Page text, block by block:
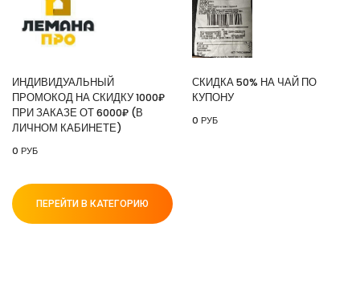
ИНДИВИДУАЛЬНЫЙ
ПРОМОКОД НА СКИДКУ 1000₽
ПРИ ЗАКАЗЕ ОТ 6000₽ (В
ЛИЧНОМ КАБИНЕТЕ)
0 РУБ
СКИДКА 50% НА ЧАЙ ПО
КУПОНУ
0 РУБ
ПЕРЕЙТИ В КАТЕГОРИЮ